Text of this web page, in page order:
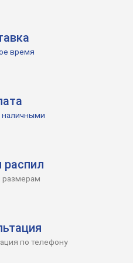
время
наличными
распил
по телефону